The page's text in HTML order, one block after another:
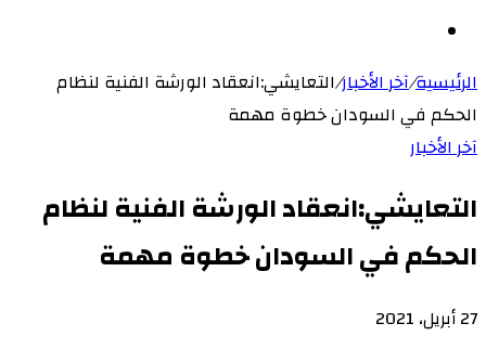
الرئيسية/آخر الأخبار/التعايشي:انعقاد الورشة الفنية لنظام
الحكم في السودان خطوة مهمة
آخر الأخبار
التعايشي:انعقاد الورشة الفنية لنظام
الحكم في السودان خطوة مهمة
27 أبريل، 2021